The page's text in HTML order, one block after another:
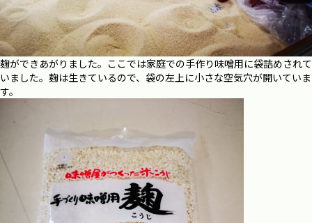
麹ができあがりました。ここでは家庭での手作り味噌用に袋詰めされて
いました。麹は生きているので、袋の左上に小さな空気穴が開いていま
す。